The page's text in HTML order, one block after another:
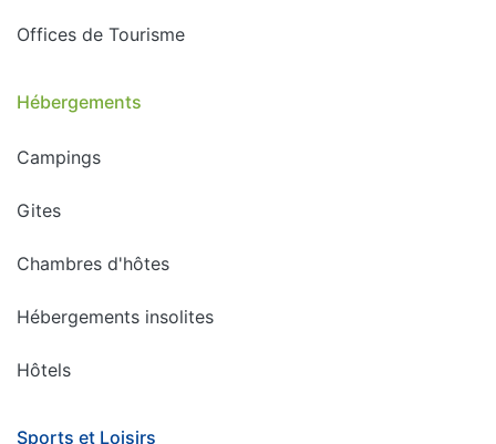
Offices de Tourisme
Hébergements
Campings
Gites
Chambres d'hôtes
Hébergements insolites
Hôtels
Sports et Loisirs